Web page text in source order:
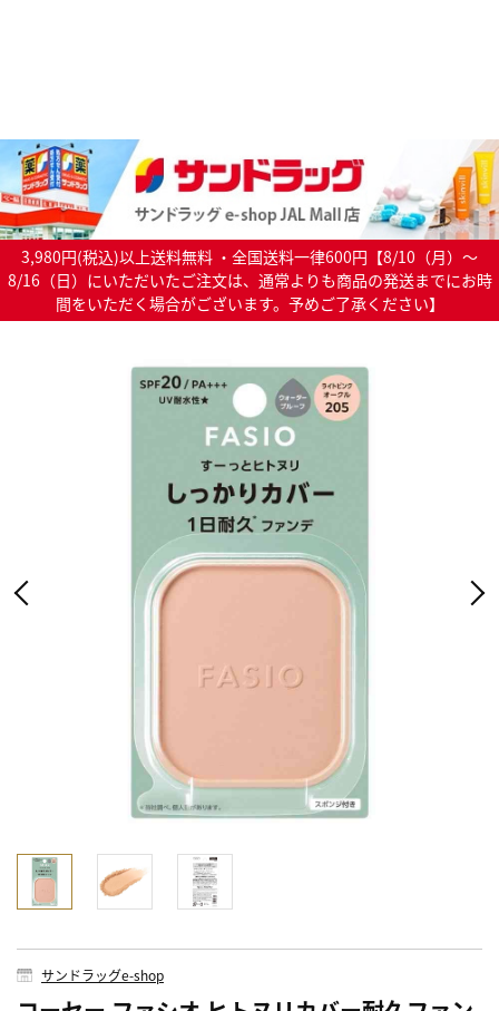
3,980円(税込)以上送料無料 ・全国送料一律600円【8/10（月）～
8/16（日）にいただいたご注文は、通常よりも商品の発送までにお時
間をいただく場合がございます。予めご了承ください】
サンドラッグe-shop